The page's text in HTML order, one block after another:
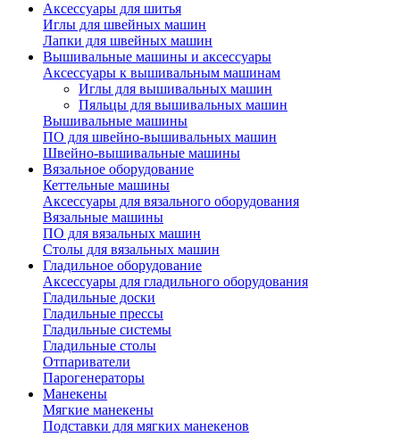
Аксессуары для шитья
Иглы для швейных машин
Лапки для швейных машин
Вышивальные машины и аксессуары
Аксессуары к вышивальным машинам
Иглы для вышивальных машин
Пяльцы для вышивальных машин
Вышивальные машины
ПО для швейно-вышивальных машин
Швейно-вышивальные машины
Вязальное оборудование
Кеттельные машины
Аксессуары для вязального оборудования
Вязальные машины
ПО для вязальных машин
Столы для вязальных машин
Гладильное оборудование
Аксессуары для гладильного оборудования
Гладильные доски
Гладильные прессы
Гладильные системы
Гладильные столы
Отпариватели
Парогенераторы
Манекены
Мягкие манекены
Подставки для мягких манекенов